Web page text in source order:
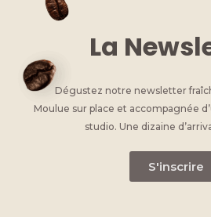
La
Dégustez notre newsletter
Moulue sur place et accompagnée
studio. Une dizaine
S'inscrire